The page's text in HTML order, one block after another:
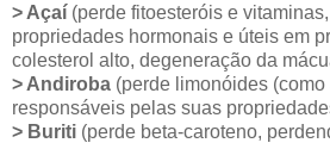
> Açaí (perde fitoesteróis e
propriedades hormonais e úteis em
colesterol alto, degeneração da
> Andiroba (perde limonóides
responsáveis pelas suas
> Buriti (perde beta-caroteno,